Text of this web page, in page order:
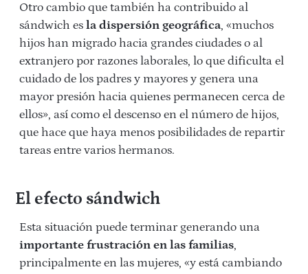
Otro cambio que también ha contribuido al
sándwich es la dispersión geográfica, «muchos
hijos han migrado hacia grandes ciudades o al
extranjero por razones laborales, lo que dificulta el
cuidado de los padres y mayores y genera una
mayor presión hacia quienes permanecen cerca de
ellos», así como el descenso en el número de hijos,
que hace que haya menos posibilidades de repartir
tareas entre varios hermanos.
El efecto sándwich
Esta situación puede terminar generando una
importante frustración en las familias,
principalmente en las mujeres, «y está cambiando